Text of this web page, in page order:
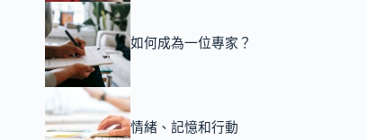
如何成為一位專家？
情緒、記憶和行動